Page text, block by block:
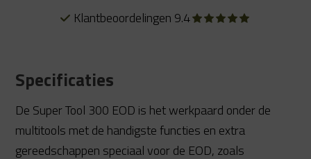
Klantbeoordelingen 9.4
Specificaties
De Super Tool 300 EOD is het werkpaard onder de
multitools met de handigste functies en extra
gereedschappen speciaal voor de EOD, zoals